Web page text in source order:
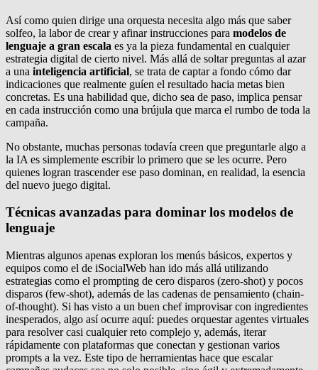
Así como quien dirige una orquesta necesita algo más que saber
solfeo, la labor de crear y afinar instrucciones para modelos de
lenguaje a gran escala es ya la pieza fundamental en cualquier
estrategia digital de cierto nivel. Más allá de soltar preguntas al azar
a una inteligencia artificial, se trata de captar a fondo cómo dar
indicaciones que realmente guíen el resultado hacia metas bien
concretas. Es una habilidad que, dicho sea de paso, implica pensar
en cada instrucción como una brújula que marca el rumbo de toda la
campaña.
No obstante, muchas personas todavía creen que preguntarle algo a
la IA es simplemente escribir lo primero que se les ocurre. Pero
quienes logran trascender ese paso dominan, en realidad, la esencia
del nuevo juego digital.
Técnicas avanzadas para dominar los modelos de
lenguaje
Mientras algunos apenas exploran los menús básicos, expertos y
equipos como el de iSocialWeb han ido más allá utilizando
estrategias como el prompting de cero disparos (zero-shot) y pocos
disparos (few-shot), además de las cadenas de pensamiento (chain-
of-thought). Si has visto a un buen chef improvisar con ingredientes
inesperados, algo así ocurre aquí: puedes orquestar agentes virtuales
para resolver casi cualquier reto complejo y, además, iterar
rápidamente con plataformas que conectan y gestionan varios
prompts a la vez. Este tipo de herramientas hace que escalar